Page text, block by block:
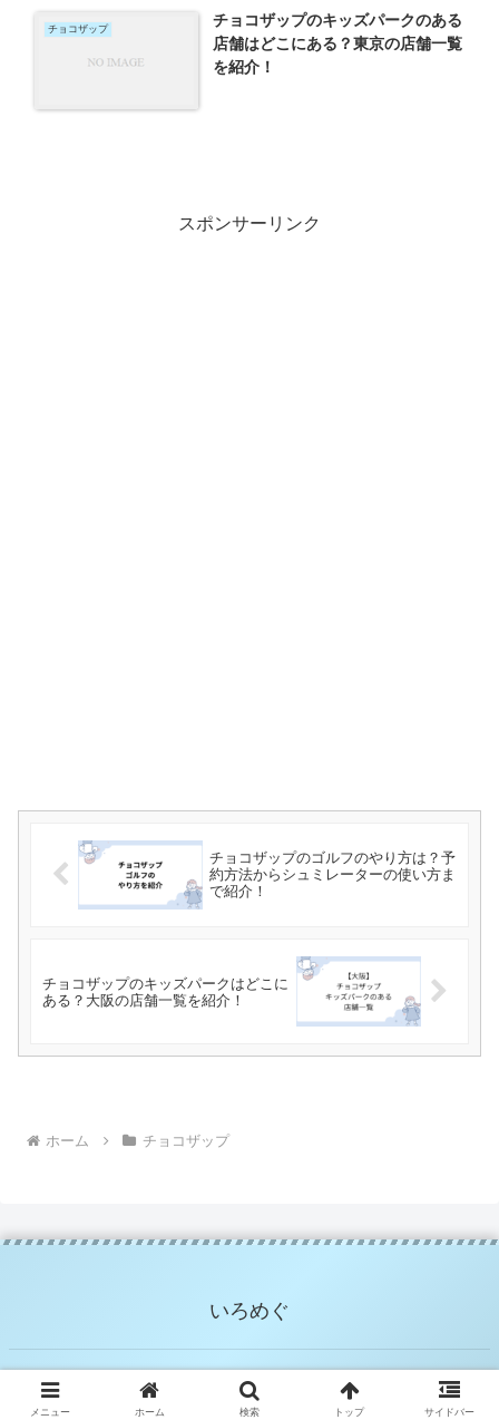
チョコザップ
チョコザップのキッズパークのある
店舗はどこにある？東京の店舗一覧
を紹介！
スポンサーリンク
チョコザップのゴルフのやり方は？予
約方法からシュミレーターの使い方ま
で紹介！
チョコザップのキッズパークはどこに
ある？大阪の店舗一覧を紹介！
ホーム チョコザップ
いろめぐ
© 2022 いろめぐ.
メニュー ホーム 検索 トップ サイドバー